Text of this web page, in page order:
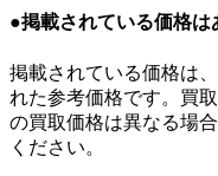
●掲載されている価格
掲載されている価格は
れた参考価格です。買
の買取価格は異なる場
ください。